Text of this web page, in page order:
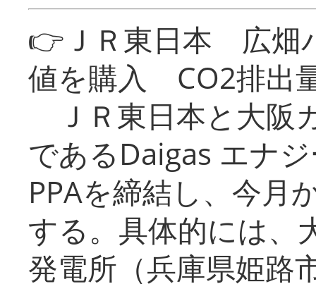
👉ＪＲ東日本 広畑
値を購入 CO2排出
ＪＲ東日本と大阪
であるDaigas エナ
PPAを締結し、今月
する。具体的には、
発電所（兵庫県姫路